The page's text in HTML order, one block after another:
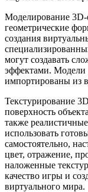
Моделирование 3D-
геометрические
создания
могут создавать
эффектами. Модели
импортированы из
Текстурирование
поверхность
также
использовать
самостоятельно,
цвет, отражение,
наложенные
качество игры и
виртуального мира.